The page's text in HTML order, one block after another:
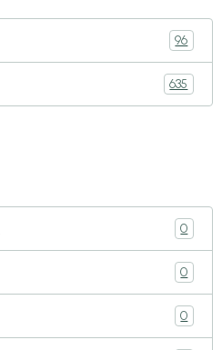
96
635
0
0
0